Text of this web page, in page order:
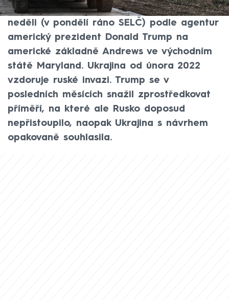
Evropská unie (EU) za ně zaplatí, řekl v
neděli (v pondělí ráno SELČ) podle agentur
americký prezident Donald Trump na
americké základně Andrews ve východním
státě Maryland. Ukrajina od února 2022
vzdoruje ruské invazi. Trump se v
posledních měsících snažil zprostředkovat
příměří, na které ale Rusko doposud
nepřistoupilo, naopak Ukrajina s návrhem
opakovaně souhlasila.